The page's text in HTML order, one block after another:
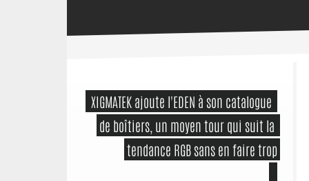
de boîtiers, un moyen tour qui suit la
tendance RGB sans en faire trop